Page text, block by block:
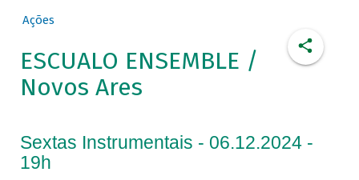
Ações
ESCUALO ENSEMBLE /
Novos Ares
Sextas Instrumentais - 06.12.2024 -
19h